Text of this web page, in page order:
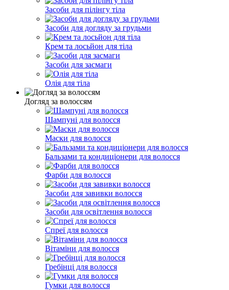
Засоби для пілінгу тіла
Засоби для догляду за грудьми
Крем та лосьйон для тіла
Засоби для засмаги
Олія для тіла
Догляд за волоссям
Шампуні для волосся
Маски для волосся
Бальзами та кондиціонери для волосся
Фарби для волосся
Засоби для завивки волосся
Засоби для освітлення волосся
Спреї для волосся
Вітаміни для волосся
Гребінці для волосся
Гумки для волосся